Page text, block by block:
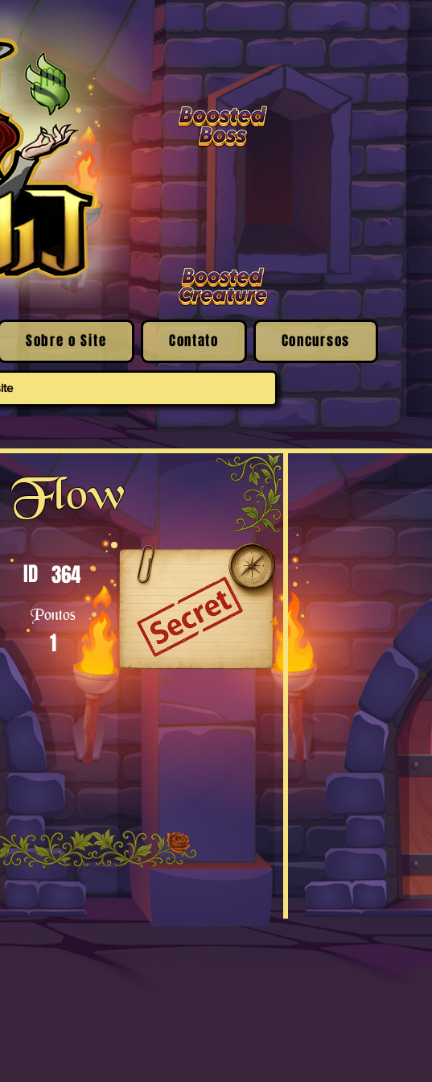
Sobre o Site Contato Concursos
ID 364
Pontos
1
Flow